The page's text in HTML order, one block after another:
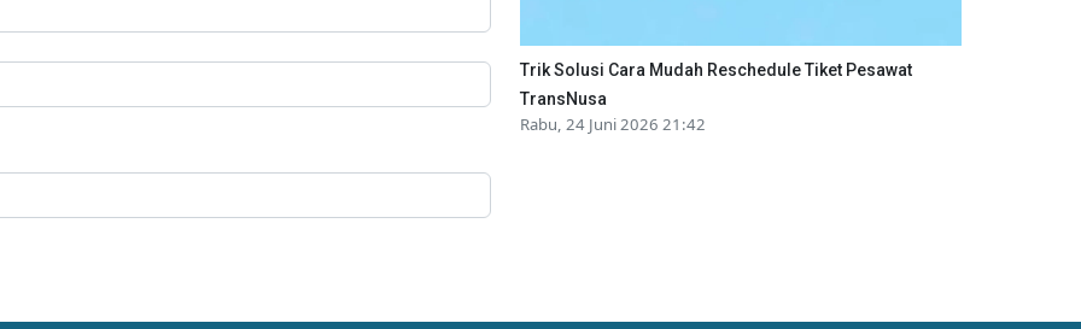
Trik Solusi Cara Mudah Reschedule Tiket Pesawat
TransNusa
Rabu, 24 Juni 2026 21:42